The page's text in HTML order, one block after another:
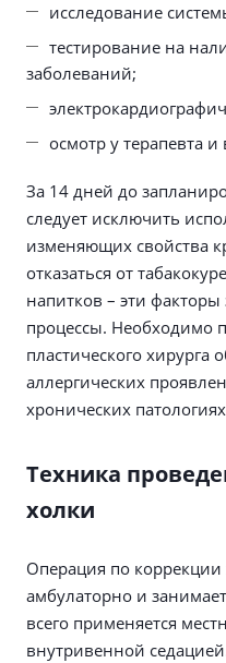
исследование
тестирование на
заболеваний;
осмотр у терапевта и
За 14 дней до
следует исключить
изменяющих свойства
отказаться от
напитков – эти
процессы. Необходимо
пластического хирурга
аллергических
хронических
Техника
холки
Операция по
амбулаторно и
всего применяется
внутривенной